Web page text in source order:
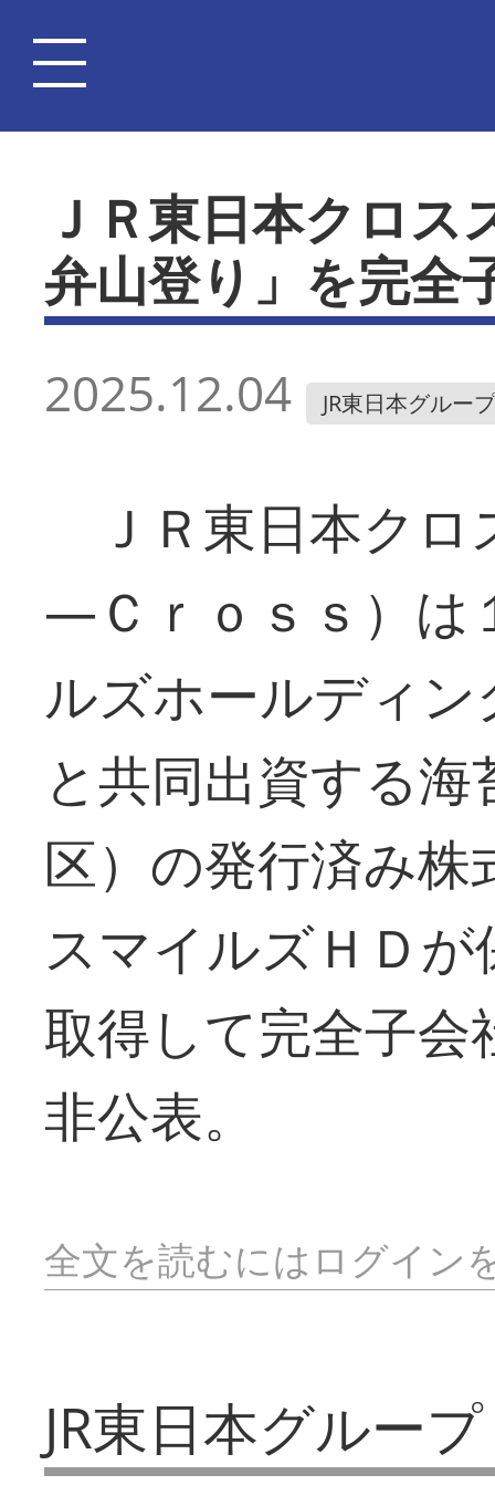
ＪＲ東日本クロ
弁山登り」を完全
2025.12.04 JR東日本グループ
ＪＲ東日本クロ
―Ｃｒｏｓｓ）は
ルズホールディ
と共同出資する
区）の発行済み
スマイルズＨＤ
取得して完全子
非公表。
全文を読むにはログイン
JR東日本グループ